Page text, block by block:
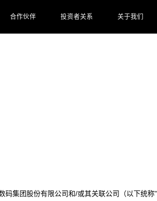
合作伙伴 投资者关系 关于我们
团股份有限公司和/或其关联公司（以下统称